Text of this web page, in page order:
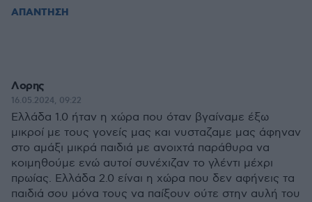
ΑΠΑΝΤΗΣΗ
Λορης
16.05.2024, 09:22
Ελλάδα 1.0 ήταν η χώρα που όταν βγαίναμε έξω
μικροί με τους γονείς μας και νυσταζαμε μας άφηναν
στο αμάξι μικρά παιδιά με ανοιχτά παράθυρα να
κοιμηθούμε ενώ αυτοί συνέχιζαν το γλέντι μέχρι
πρωίας. Ελλάδα 2.0 είναι η χώρα που δεν αφήνεις τα
παιδιά σου μόνα τους να παίξουν ούτε στην αυλή του